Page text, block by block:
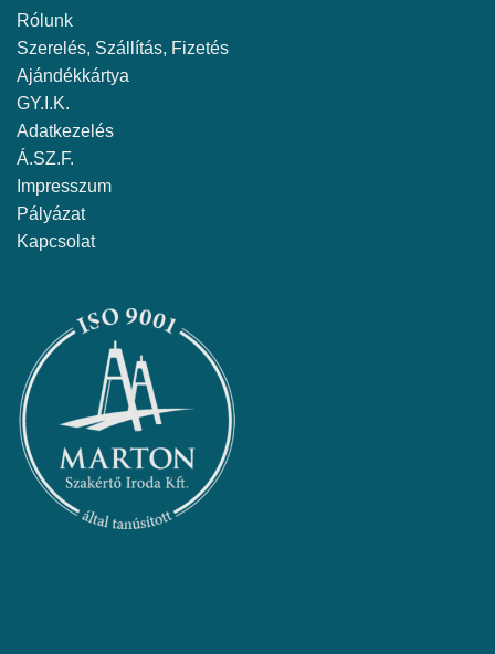
Rólunk
Szerelés, Szállítás, Fizetés
Ajándékkártya
GY.I.K.
Adatkezelés
Á.SZ.F.
Impresszum
Pályázat
Kapcsolat